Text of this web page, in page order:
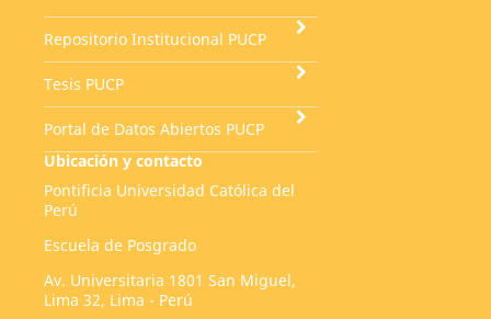
Repositorio Institucional PUCP
Tesis PUCP
Portal de Datos Abiertos PUCP
Ubicación y contacto
Pontificia Universidad Católica del
Perú
Escuela de Posgrado
Av. Universitaria 1801 San Miguel,
Lima 32, Lima - Perú